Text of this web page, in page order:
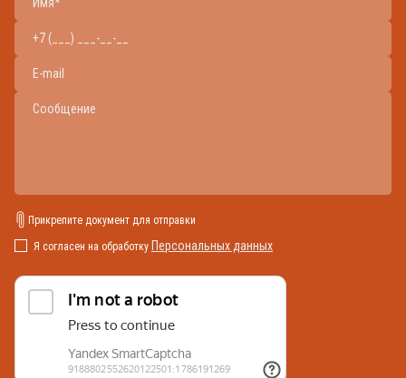
Прикрепите документ для отправки
Я согласен на обработку Персональных данных